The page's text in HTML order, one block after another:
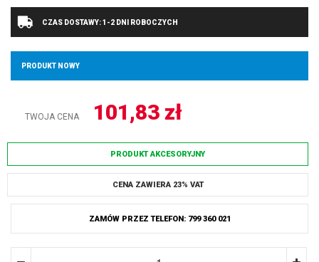
CZAS DOSTAWY: 1-2 DNI ROBOCZYCH
PRODUKT NOWY
TWOJA CENA 101,83 zł
PRODUKT AKCESORYJNY
CENA ZAWIERA 23% VAT
ZAMÓW PRZEZ TELEFON: 799 360 021